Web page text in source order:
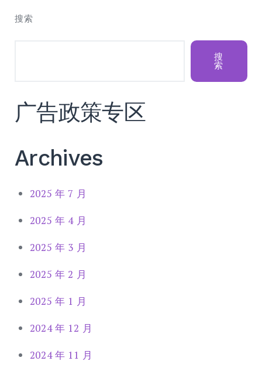
搜索
搜
索
广告政策专区
Archives
2025 年 7 月
2025 年 4 月
2025 年 3 月
2025 年 2 月
2025 年 1 月
2024 年 12 月
2024 年 11 月